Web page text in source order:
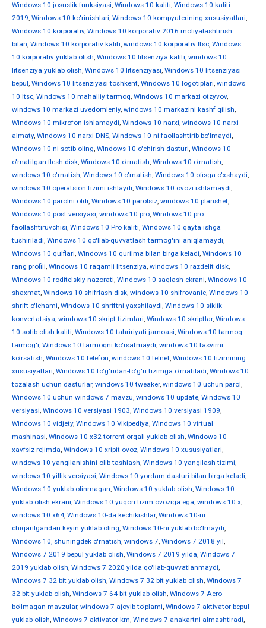
Windows 10 josuslik funksiyasi, Windows 10 kaliti, Windows 10 kaliti
2019, Windows 10 ko'rinishlari, Windows 10 kompyuterining xususiyatlari,
Windows 10 korporativ, Windows 10 korporativ 2016 moliyalashtirish
bilan, Windows 10 korporativ kaliti, windows 10 korporativ ltsc, Windows
10 korporativ yuklab olish, Windows 10 litsenziya kaliti, windows 10
litsenziya yuklab olish, Windows 10 litsenziyasi, Windows 10 litsenziyasi
bepul, Windows 10 litsenziyasi toshkent, Windows 10 logotiplari, windows
10 ltsc, Windows 10 mahalliy tarmoq, Windows 10 markazi otzyvov,
windows 10 markazi uvedomleniy, windows 10 markazini kashf qilish,
Windows 10 mikrofon ishlamaydi, Windows 10 narxi, windows 10 narxi
almaty, Windows 10 narxi DNS, Windows 10 ni faollashtirib bo'lmaydi,
Windows 10 ni sotib oling, Windows 10 o'chirish dasturi, Windows 10
o'rnatilgan flesh-disk, Windows 10 o'rnatish, Windows 10 o'rnatish,
windows 10 o'rnatish, Windows 10 o'rnatish, Windows 10 ofisga o'xshaydi,
windows 10 operatsion tizimi ishlaydi, Windows 10 ovozi ishlamaydi,
Windows 10 parolni oldi, Windows 10 parolsiz, windows 10 planshet,
Windows 10 post versiyasi, windows 10 pro, Windows 10 pro
faollashtiruvchisi, Windows 10 Pro kaliti, Windows 10 qayta ishga
tushiriladi, Windows 10 qo'llab-quvvatlash tarmog'ini aniqlamaydi,
Windows 10 qulflari, Windows 10 qurilma bilan birga keladi, Windows 10
rang profili, Windows 10 raqamli litsenziya, windows 10 razdelit disk,
Windows 10 roditelskiy nazorati, Windows 10 saqlash ekrani, Windows 10
shaxmat, Windows 10 shifrlash disk, windows 10 shifrovanie, Windows 10
shrift o'lchami, Windows 10 shriftni yaxshilaydi, Windows 10 siklik
konvertatsiya, windows 10 skript tizimlari, Windows 10 skriptlar, Windows
10 sotib olish kaliti, Windows 10 tahririyati jamoasi, Windows 10 tarmoq
tarmog'i, Windows 10 tarmoqni ko'rsatmaydi, windows 10 tasvirni
ko'rsatish, Windows 10 telefon, windows 10 telnet, Windows 10 tizimining
xususiyatlari, Windows 10 to'g'ridan-to'g'ri tizimga o'rnatiladi, Windows 10
tozalash uchun dasturlar, windows 10 tweaker, windows 10 uchun parol,
Windows 10 uchun windows 7 mavzu, windows 10 update, Windows 10
versiyasi, Windows 10 versiyasi 1903, Windows 10 versiyasi 1909,
Windows 10 vidjety, Windows 10 Vikipediya, Windows 10 virtual
mashinasi, Windows 10 x32 torrent orqali yuklab olish, Windows 10
xavfsiz rejimda, Windows 10 xripit ovoz, Windows 10 xususiyatlari,
windows 10 yangilanishini olib tashlash, Windows 10 yangilash tizimi,
windows 10 yillik versiyasi, Windows 10 yordam dasturi bilan birga keladi,
Windows 10 yuklab olinmagan, Windows 10 yuklab olish, Windows 10
yuklab olish ekrani, Windows 10 yuqori tizim ovoziga ega, windows 10 х,
windows 10 х64, Windows 10-da kechikishlar, Windows 10-ni
chiqarilgandan keyin yuklab oling, Windows 10-ni yuklab bo'lmaydi,
Windows 10, shuningdek o'rnatish, windows 7, Windows 7 2018 yil,
Windows 7 2019 bepul yuklab olish, Windows 7 2019 yilda, Windows 7
2019 yuklab olish, Windows 7 2020 yilda qo'llab-quvvatlanmaydi,
Windows 7 32 bit yuklab olish, Windows 7 32 bit yuklab olish, Windows 7
32 bit yuklab olish, Windows 7 64 bit yuklab olish, Windows 7 Aero
bo'lmagan mavzular, windows 7 ajoyib to'plami, Windows 7 aktivator bepul
yuklab olish, Windows 7 aktivator km, Windows 7 anakartni almashtiradi,